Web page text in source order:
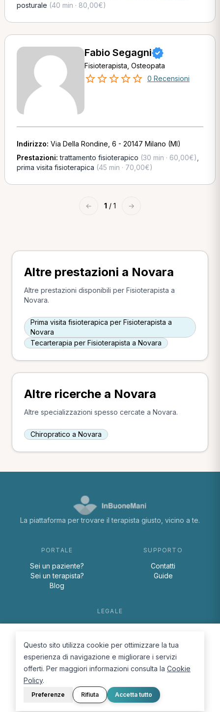
posturale (40 min · 80,00€)
Fabio Segagni
Fisioterapista, Osteopata
0 Recensioni
Indirizzo: Via Della Rondine, 6 - 20147 Milano (MI)
Prestazioni:trattamento fisioterapico (30 min · 60,00€)
prima visita fisioterapica (45 min · 70,00€)
← 1 / 1 →
Altre prestazioni a Novara
Altre prestazioni disponibili per Fisioterapista a
Novara.
Prima visita fisioterapica per Fisioterapista a
Novara
Tecarterapia per Fisioterapista a Novara
Altre ricerche a Novara
Altre specializzazioni spesso cercate a Novara.
Chiropratico a Novara
La piattaforma per trovare il terapista giusto, vicino a te.
PORTALE
Sei un paziente?
Sei un terapista?
Blog
SUPPORTO
Contatti
Guide
LEGALE
Cookie Policy
© 2026 D.Lab S.r.l. — InBuoneMani
Questo sito utilizza cookie per ottimizzare la tua
esperienza di navigazione e migliorare i servizi
offerti. Per maggiori informazioni consulta la Cookie
Policy.
Preferenze Rifiuta Accetta tutto